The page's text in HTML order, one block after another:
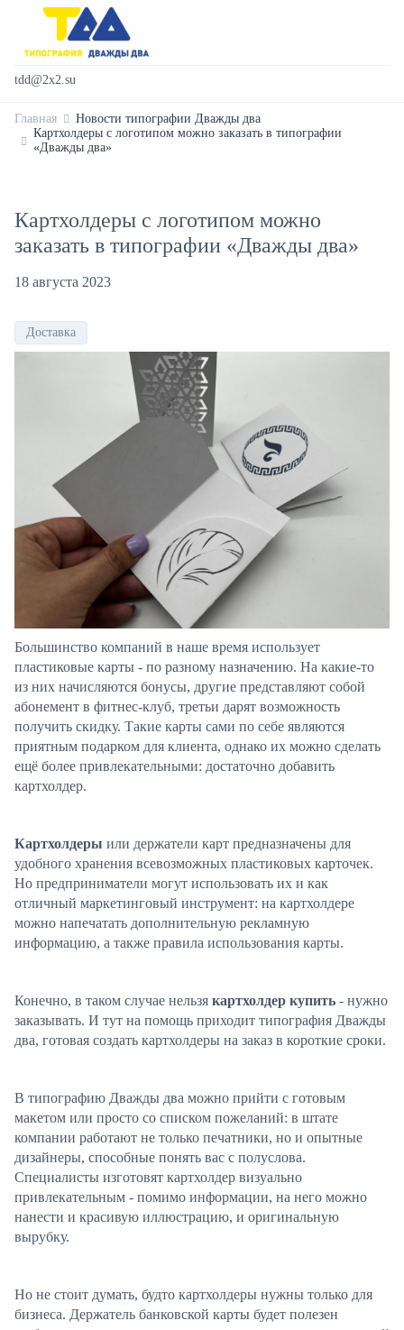
tdd@2x2.su
Главная
Новости типографии Дважды два
Картхолдеры с логотипом можно заказать в типографии
«Дважды два»
Картхолдеры с логотипом можно
заказать в типографии «Дважды два»
18 августа 2023
Доставка
Большинство компаний в наше время использует
пластиковые карты - по разному назначению. На какие-то
из них начисляются бонусы, другие представляют собой
абонемент в фитнес-клуб, третьи дарят возможность
получить скидку. Такие карты сами по себе являются
приятным подарком для клиента, однако их можно сделать
ещё более привлекательными: достаточно добавить
картхолдер.
Картхолдеры или держатели карт предназначены для
удобного хранения всевозможных пластиковых карточек.
Но предприниматели могут использовать их и как
отличный маркетинговый инструмент: на картхолдере
можно напечатать дополнительную рекламную
информацию, а также правила использования карты.
Конечно, в таком случае нельзя картхолдер купить - нужно
заказывать. И тут на помощь приходит типография Дважды
два, готовая создать картхолдеры на заказ в короткие сроки.
В типографию Дважды два можно прийти с готовым
макетом или просто со списком пожеланий: в штате
компании работают не только печатники, но и опытные
дизайнеры, способные понять вас с полуслова.
Специалисты изготовят картхолдер визуально
привлекательным - помимо информации, на него можно
нанести и красивую иллюстрацию, и оригинальную
вырубку.
Но не стоит думать, будто картхолдеры нужны только для
бизнеса. Держатель банковской карты будет полезен